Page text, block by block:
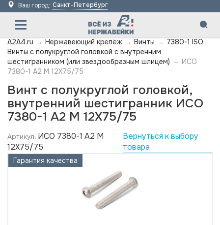
Ваш город: Санкт-Петербург
A2A4.ru → Нержавеющий крепёж → Винты → 7380-1 ISO
Винты с полукруглой головкой с внутренним
шестигранником (или звездообразным шлицем) → ИСО
7380-1 А2 M 12X75/75
Винт с полукруглой головкой,
внутренний шестигранник ИСО
7380-1 А2 M 12X75/75
Артикул: ИСО 7380-1 А2 M
12X75/75
Вернуться к выбору
товара
Гарантия качества